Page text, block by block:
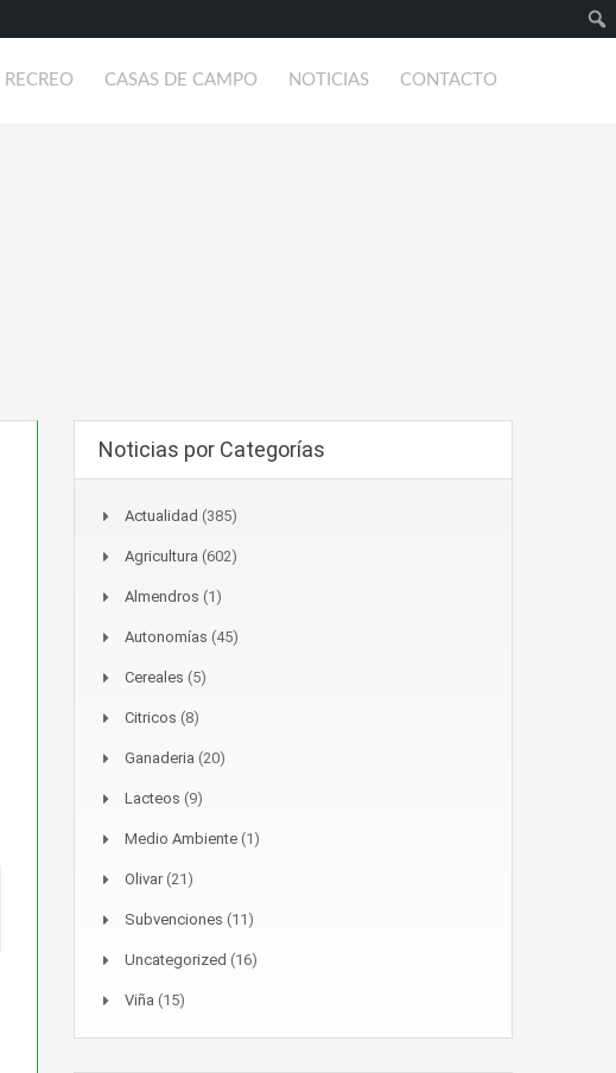
RECREO CASAS DE CAMPO NOTICIAS CONTACTO
Noticias por Categorías
Actualidad (385)
Agricultura (602)
Almendros (1)
Autonomías (45)
Cereales (5)
Citricos (8)
Ganaderia (20)
Lacteos (9)
Medio Ambiente (1)
Olivar(21)
Subvenciones (11)
Uncategorized (16)
Viña (15)